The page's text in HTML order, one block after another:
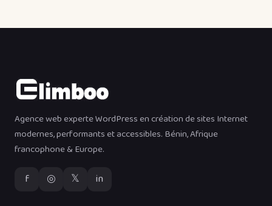
Agence web experte WordPress en création de sites Internet
modernes, performants et accessibles. Bénin, Afrique
francophone & Europe.
f ◎ 𝕏 in